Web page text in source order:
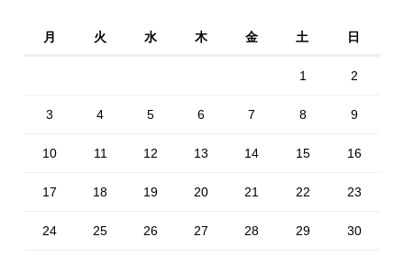
月 火 水 木 金 土 日
1 2
3 4 5 6 7 8 9
10 11 12 13 14 15 16
17 18 19 20 21 22 23
24 25 26 27 28 29 30